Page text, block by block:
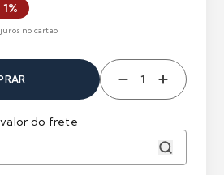
no cartão
do frete